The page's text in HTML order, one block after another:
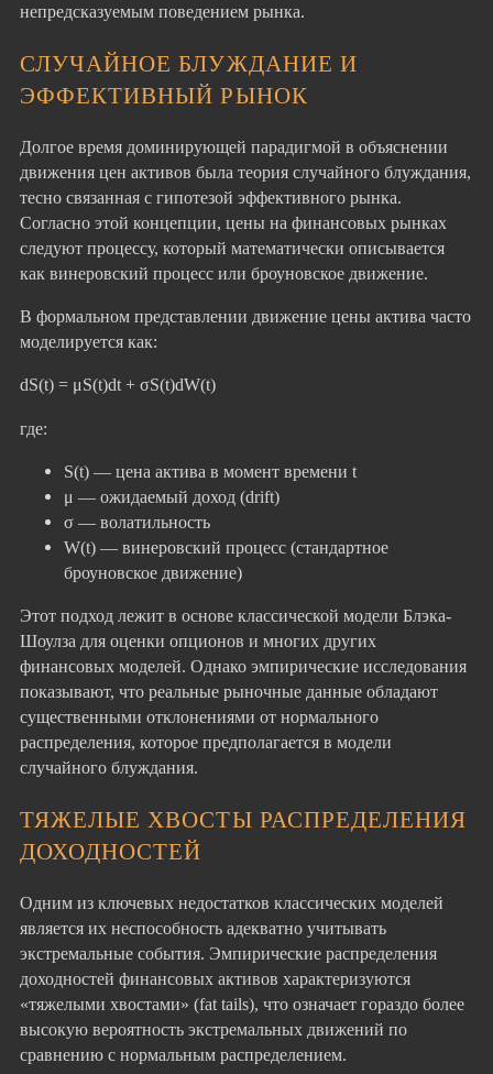
непредсказуемым поведением рынка.
СЛУЧАЙНОЕ БЛУЖДАНИЕ И
ЭФФЕКТИВНЫЙ РЫНОК
Долгое время доминирующей парадигмой в объяснении
движения цен активов была теория случайного блуждания,
тесно связанная с гипотезой эффективного рынка.
Согласно этой концепции, цены на финансовых рынках
следуют процессу, который математически описывается
как винеровский процесс или броуновское движение.
В формальном представлении движение цены актива часто
моделируется как:
dS(t) = μS(t)dt + σS(t)dW(t)
где:
S(t) — цена актива в момент времени t
μ — ожидаемый доход (drift)
σ — волатильность
W(t) — винеровский процесс (стандартное
броуновское движение)
Этот подход лежит в основе классической модели Блэка-
Шоулза для оценки опционов и многих других
финансовых моделей. Однако эмпирические исследования
показывают, что реальные рыночные данные обладают
существенными отклонениями от нормального
распределения, которое предполагается в модели
случайного блуждания.
ТЯЖЕЛЫЕ ХВОСТЫ РАСПРЕДЕЛЕНИЯ
ДОХОДНОСТЕЙ
Одним из ключевых недостатков классических моделей
является их неспособность адекватно учитывать
экстремальные события. Эмпирические распределения
доходностей финансовых активов характеризуются
«тяжелыми хвостами» (fat tails), что означает гораздо более
высокую вероятность экстремальных движений по
сравнению с нормальным распределением.